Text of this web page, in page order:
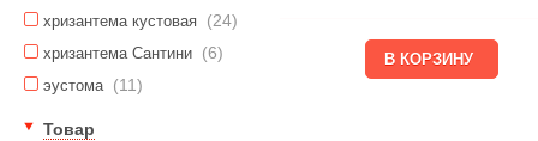
хризантема кустовая (24)
хризантема Сантини (6)
эустома (11)
Товар